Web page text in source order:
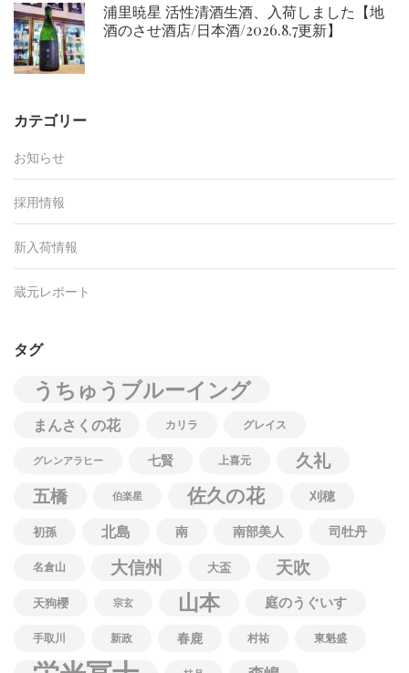
浦里暁星 活性清酒生酒、入荷しました【地
酒のさせ酒店/日本酒/2026.8.7更新】
カテゴリー
お知らせ
採用情報
新入荷情報
蔵元レポート
タグ
うちゅうブルーイング
まんさくの花 カリラ グレイス
グレンアラヒー 七賢 上喜元
久礼
五橋
伯楽星 佐久の花 刈穂
初孫 北島 南 南部美人 司牡丹
名倉山 大信州 大盃 天吹
天狗櫻 宗玄 山本 庭のうぐいす
手取川 新政 春鹿 村祐 東魁盛